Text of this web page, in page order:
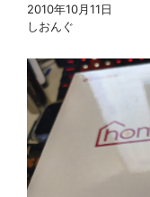
2010年10月11日
しおんぐ